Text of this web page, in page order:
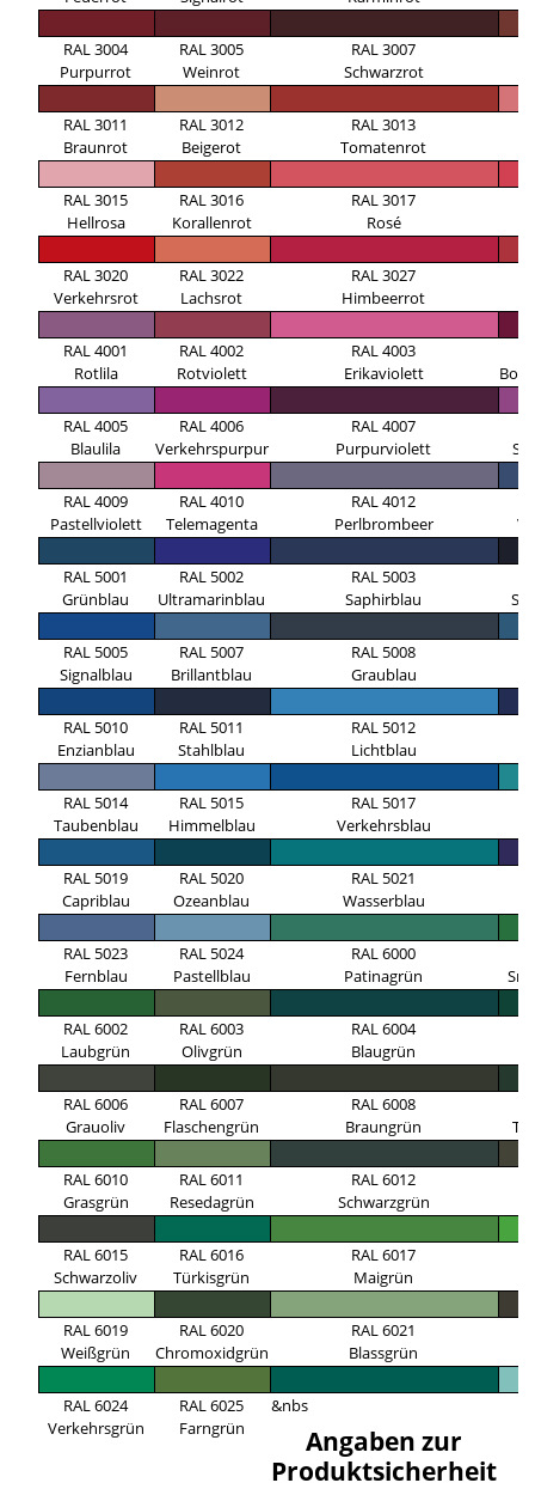
RAL 3004
Purpurrot
RAL 3005
Weinrot
RAL 3007
Schwarzrot
RAL 3011
Braunrot
RAL 3012
Beigerot
RAL 3013
Tomatenrot
RAL 3015
Hellrosa
RAL 3016
Korallenrot
RAL 3017
Rosé
RAL 3020
Verkehrsrot
RAL 3022
Lachsrot
RAL 3027
Himbeerrot
RAL 4001
Rotlila
RAL 4002
Rotviolett
RAL 4003
Erikaviolett
RAL 4005
Blaulila
RAL 4006
Verkehrspurpur
RAL 4007
Purpurviolett
RAL 4009
Pastellviolett
RAL 4010
Telemagenta
RAL 4012
Perlbrombeer
RAL 5001
Grünblau
RAL 5002
Ultramarinblau
RAL 5003
Saphirblau
RAL 5005
Signalblau
RAL 5007
Brillantblau
RAL 5008
Graublau
RAL 5010
Enzianblau
RAL 5011
Stahlblau
RAL 5012
Lichtblau
RAL 5014
Taubenblau
RAL 5015
Himmelblau
RAL 5017
Verkehrsblau
RAL 5019
Capriblau
RAL 5020
Ozeanblau
RAL 5021
Wasserblau
RAL 5023
Fernblau
RAL 5024
Pastellblau
RAL 6000
Patinagrün
RAL 6002
Laubgrün
RAL 6003
Olivgrün
RAL 6004
Blaugrün
RAL 6006
Grauoliv
RAL 6007
Flaschengrün
RAL 6008
Braungrün
RAL 6010
Grasgrün
RAL 6011
Resedagrün
RAL 6012
Schwarzgrün
RAL 6015
Schwarzoliv
RAL 6016
Türkisgrün
RAL 6017
Maigrün
RAL 6019
Weißgrün
RAL 6020
Chromoxidgrün
RAL 6021
Blassgrün
RAL 6024
Verkehrsgrün
RAL 6025
Farngrün
&nbs
Angaben zur
Produktsicherheit